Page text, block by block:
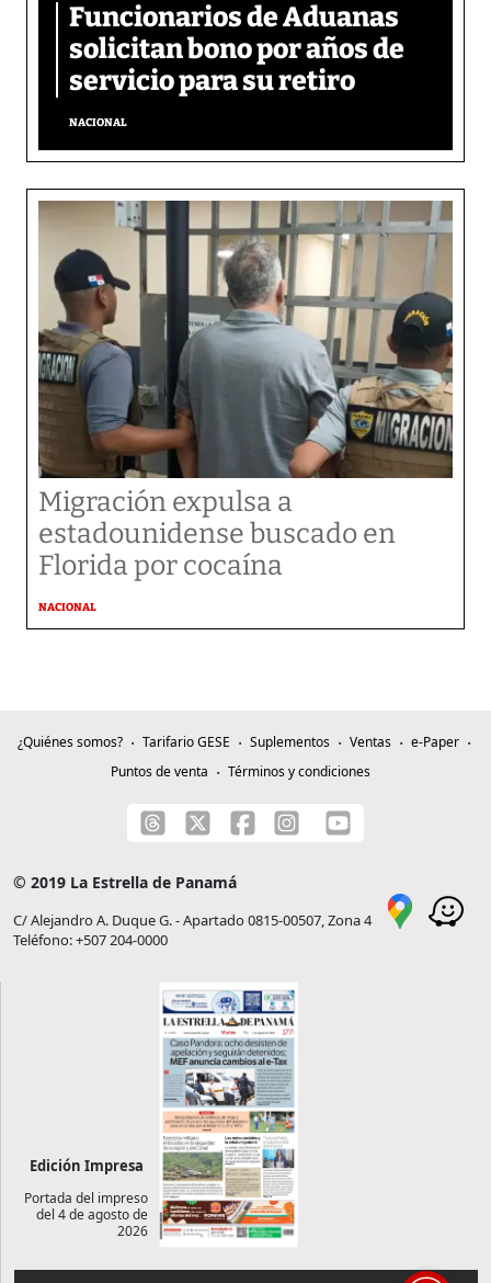
Funcionarios de Aduanas
solicitan bono por años de
servicio para su retiro
NACIONAL
Migración expulsa a
estadounidense buscado en
Florida por cocaína
NACIONAL
¿Quiénes somos? Tarifario GESE Suplementos Ventas
e-Paper
Puntos de venta
Términos y condiciones
© 2019 La Estrella de Panamá
C/ Alejandro A. Duque G. - Apartado 0815-00507, Zona 4
Teléfono: +507 204-0000
Edición Impresa
Portada del impreso
del 4 de agosto de
2026